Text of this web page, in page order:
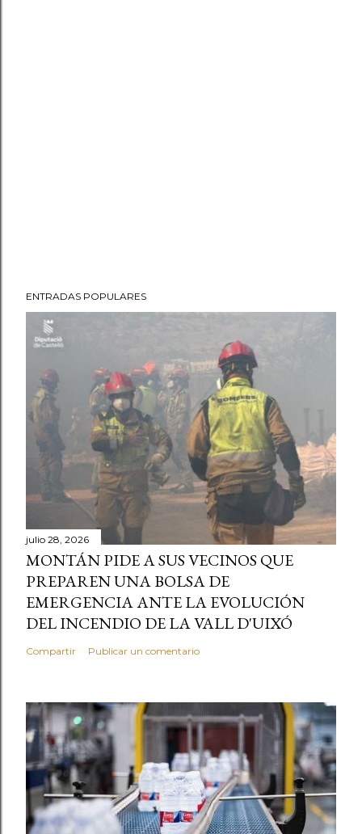
ENTRADAS POPULARES
julio 28, 2026
MONTÁN PIDE A SUS VECINOS QUE
PREPAREN UNA BOLSA DE
EMERGENCIA ANTE LA EVOLUCIÓN
DEL INCENDIO DE LA VALL D'UIXÓ
Compartir Publicar un comentario